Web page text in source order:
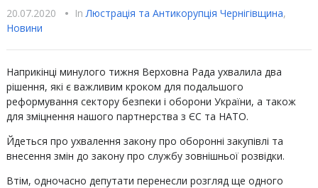
20.07.2020 • InЛюстрацiя та Антикорупцiя Чернігівщина,
Новини
Наприкінці минулого тижня Верховна Рада ухвалила два
рішення, які є важливим кроком для подальшого
реформування сектору безпеки і оборони України, а також
для зміцнення нашого партнерства з ЄС та НАТО.
Йдеться про ухвалення закону про оборонні закупівлі та
внесення змін до закону про службу зовнішньої розвідки.
Втім, одночасно депутати перенесли розгляд ще одного